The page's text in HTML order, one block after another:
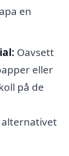
en
Oavsett
eller
på de